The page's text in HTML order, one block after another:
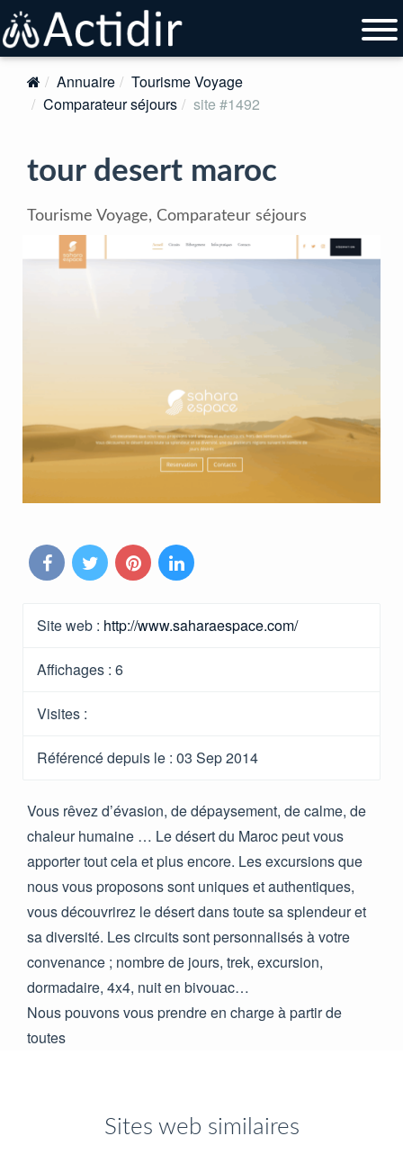
Annuaire
Tourisme Voyage
Comparateur séjours
site #1492
tour desert maroc
Tourisme Voyage, Comparateur séjours
Site web : http://www.saharaespace.com/
Affichages : 6
Visites :
Référencé depuis le : 03 Sep 2014
Vous rêvez d’évasion, de dépaysement, de calme, de
chaleur humaine … Le désert du Maroc peut vous
apporter tout cela et plus encore. Les excursions que
nous vous proposons sont uniques et authentiques,
vous découvrirez le désert dans toute sa splendeur et
sa diversité. Les circuits sont personnalisés à votre
convenance ; nombre de jours, trek, excursion,
dormadaire, 4x4, nuit en bivouac…
Nous pouvons vous prendre en charge à partir de
toutes
Sites web similaires